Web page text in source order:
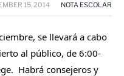
15, 2014 NOTA ESCOLAR
se llevará a cabo
al público, de 6:00-
Habrá consejeros y